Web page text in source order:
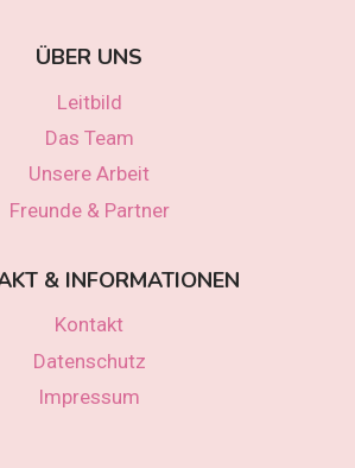
ÜBER UNS
Leitbild
Das Team
Unsere Arbeit
Freunde & Partner
& INFORMATIONEN
Kontakt
Datenschutz
Impressum